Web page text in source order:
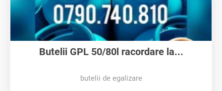
Butelii GPL 50/80l racordare la...
butelii de egalizare